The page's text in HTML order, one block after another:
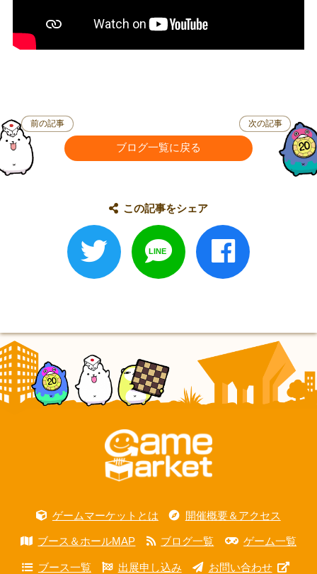
前の記事
ブログ一覧に戻る
次の記事
この記事をシェア
ゲームマーケットとは 開催概要＆アクセス
ブース＆ホールMAP ブログ一覧 ゲーム一覧
ブース一覧 出展申し込み お問い合わせ